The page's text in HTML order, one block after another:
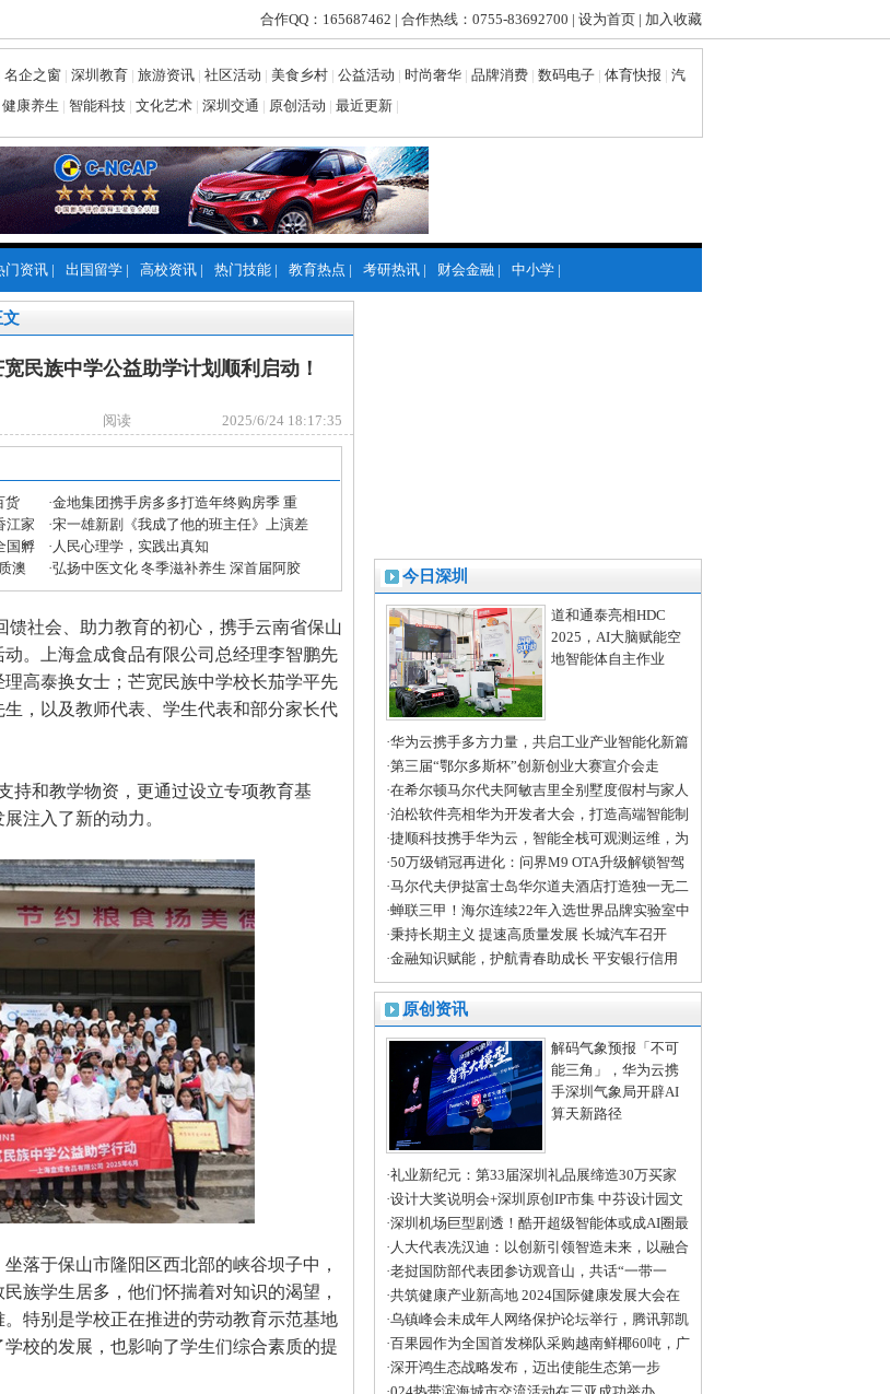
合作QQ：165687462 | 合作热线：0755-83692700 | 设为首页 | 加入收藏
名企之窗 | 深圳教育 | 旅游资讯 | 社区活动 | 美食乡村 | 公益活动 | 时尚奢华 | 品牌消费 | 数码电子 | 体育快报 | 汽
健康养生 | 智能科技 | 文化艺术 | 深圳交通 | 原创活动 | 最近更新 |
门资讯 | 出国留学 | 高校资讯 | 热门技能 | 教育热点 | 考研热讯 | 财会金融 | 中小学 |
今日深圳
道和通泰亮相HDC
2025，AI大脑赋能空
地智能体自主作业
·华为云携手多方力量，共启工业产业智能化新篇
章
·第三届“鄂尔多斯杯”创新创业大赛宣介会走
进“创新之都”深圳、“北国春城”长春
·在希尔顿马尔代夫阿敏吉里全别墅度假村与家人
一起庆祝假期时光
·泊松软件亮相华为开发者大会，打造高端智能制
造全场景解决方案
·捷顺科技携手华为云，智能全栈可观测运维，为
智慧停车系统保驾护航
·50万级销冠再进化：问界M9 OTA升级解锁智驾
全场景无断点通行
·马尔代夫伊挞富士岛华尔道夫酒店打造独一无二
法拉利定制体验
·蝉联三甲！海尔连续22年入选世界品牌实验室中
国500最具价值品牌
·秉持长期主义 提速高质量发展 长城汽车召开
2024年年度股东大会交流会
·金融知识赋能，护航青春助成长 平安银行信用
卡中心为深圳技术大学学子上好金融“必修课”
原创资讯
解码气象预报「不可
能三角」，华为云携
手深圳气象局开辟AI
算天新路径
·礼业新纪元：第33届深圳礼品展缔造30万买家
的全球商贸盛宴
·设计大奖说明会+深圳原创IP市集 中芬设计园文
博会分会场亮点纷呈
·深圳机场巨型剧透！酷开超级智能体或成AI圈最
大变量
· 人大代表冼汉迪：以创新引领智造未来，以融合
共进发展新质生产力
·老挝国防部代表团参访观音山，共话“一带一
路”新发展
·共筑健康产业新高地 2024国际健康发展大会在
长沙举行
·乌镇峰会未成年人网络保护论坛举行，腾讯郭凯
天：多方共治护航未成年人成长
·百果园作为全国首发梯队采购越南鲜椰60吨，广
深门店开售在即
·深开鸿生态战略发布，迈出使能生态第一步
文
民族中学公益助学计划顺利启动！
阅读 2025/6/24 18:17:35
货 ·金地集团携手房多多打造年终购房季 重
磅优惠助力美好生活
江家
·宋一雄新剧《我成了他的班主任》上演差
生逆袭
国孵
· 人民心理学，实践出真知
澳
·弘扬中医文化 冬季滋补养生 深首届阿胶
滋补节掀起鹏城养生潮
社会、助力教育的初心，携手云南省保山
。上海盒成食品有限公司总经理李智鹏先
高泰换女士；芒宽民族中学校长茄学平先
，以及教师代表、学生代表和部分家长代
持和教学物资，更通过设立专项教育基
注入了新的动力。
落于保山市隆阳区西北部的峡谷坝子中，
族学生居多，他们怀揣着对知识的渴望，
特别是学校正在推进的劳动教育示范基地
校的发展，也影响了学生们综合素质的提